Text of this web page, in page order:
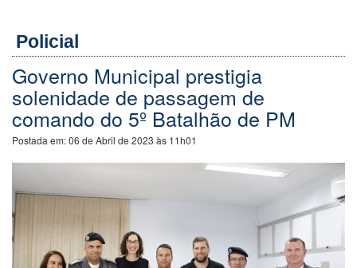
Policial
Governo Municipal prestigia
solenidade de passagem de
comando do 5º Batalhão de PM
Postada em:06 de Abril de 2023 às 11h01